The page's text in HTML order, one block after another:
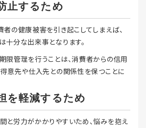
止するため
の健康被害を引き起こしてしまえば、
分な出来事となります。
限管理を行うことは、消費者からの信用
得意先や仕入先との関係性を保つことに
を軽減するため
と労力がかかりやすいため、悩みを抱え